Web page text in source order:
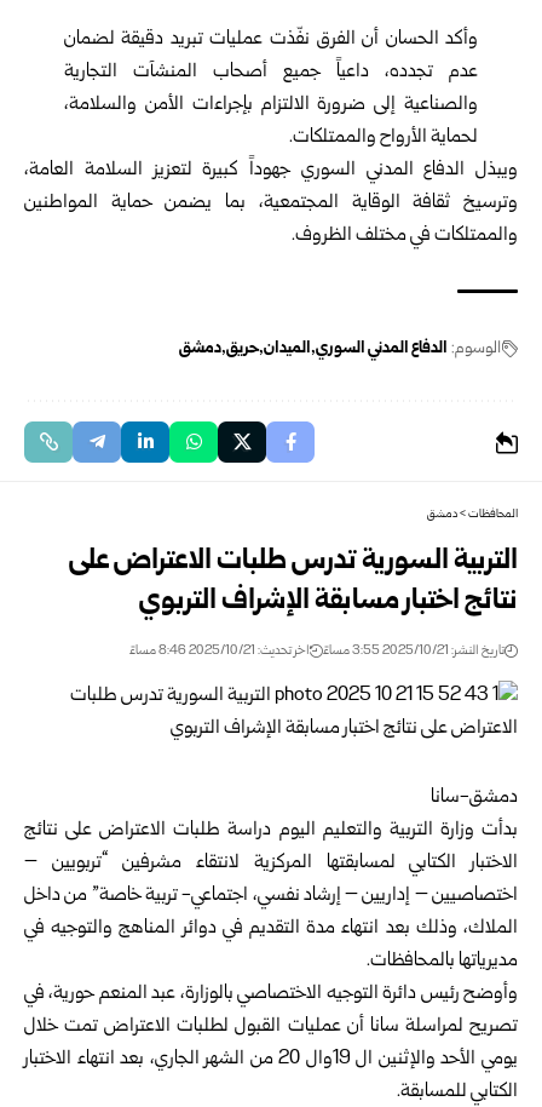
وأكد الحسان أن الفرق نفّذت عمليات تبريد دقيقة لضمان
عدم تجدده، داعياً جميع أصحاب المنشآت التجارية
والصناعية إلى ضرورة الالتزام بإجراءات الأمن والسلامة،
لحماية الأرواح والممتلكات.
ويبذل الدفاع المدني السوري جهوداً كبيرة لتعزيز السلامة العامة،
وترسيخ ثقافة الوقاية المجتمعية، بما يضمن حماية المواطنين
والممتلكات في مختلف الظروف.
الوسوم: الدفاع المدني السوري الميدان حريق دمشق
المحافظات>دمشق
التربية السورية تدرس طلبات الاعتراض على
نتائج اختبار مسابقة الإشراف التربوي
تاريخ النشر: 2025/10/21 3:55 مساءً اخر تحديث: 2025/10/21 8:46 مساءً
دمشق-سانا
بدأت وزارة التربية والتعليم اليوم دراسة طلبات الاعتراض على نتائج
الاختبار الكتابي لمسابقتها المركزية لانتقاء مشرفين “تربويين –
اختصاصيين – إداريين – إرشاد نفسي، اجتماعي- تربية خاصة” من داخل
الملاك، وذلك بعد انتهاء مدة التقديم في دوائر المناهج والتوجيه في
مديرياتها بالمحافظات.
وأوضح رئيس دائرة التوجيه الاختصاصي بالوزارة، عبد المنعم حورية، في
تصريح لمراسلة سانا أن عمليات القبول لطلبات الاعتراض تمت خلال
يومي الأحد والإثنين ال 19وال 20 من الشهر الجاري، بعد انتهاء الاختبار
الكتابي للمسابقة.